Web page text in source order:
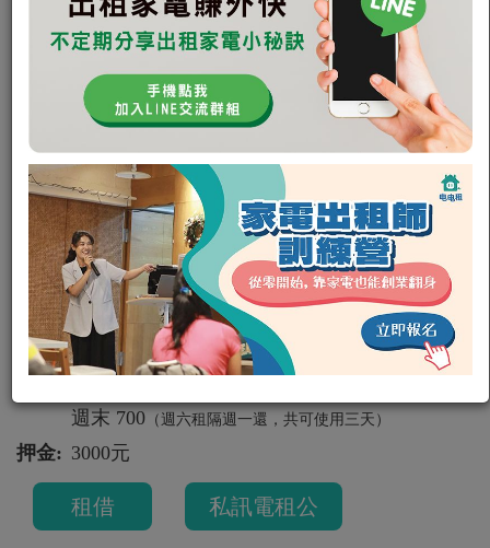
嘖嘖熱銷｜窗之魔手｜全智能洗窗
機PRO 擦窗機器人 內壢
八德區永豐路
Simplite 簡輕家居 窗之魔手
擦窗機器人 可出租
滴滴 2
週末 700 （週六租隔週一還，共可使用三天）
押金: 3000元
租借 私訊電租公